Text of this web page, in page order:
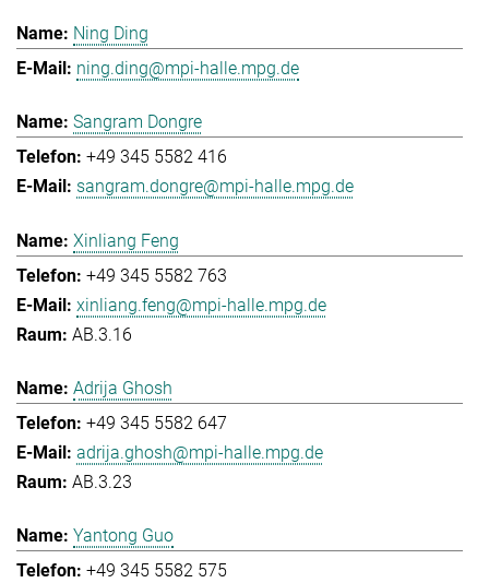
Ning Ding
ning.ding@mpi-halle.mpg.de
Sangram Dongre
+49 345 5582 416
sangram.dongre@mpi-halle.mpg.de
Xinliang Feng
+49 345 5582 763
xinliang.feng@mpi-halle.mpg.de
AB.3.16
Adrija Ghosh
+49 345 5582 647
adrija.ghosh@mpi-halle.mpg.de
AB.3.23
Yantong Guo
+49 345 5582 575